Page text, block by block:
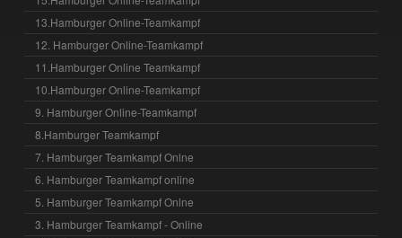
13.Hamburger Online-Teamkampf
12. Hamburger Online-Teamkampf
11.Hamburger Online Teamkampf
10.Hamburger Online-Teamkampf
9. Hamburger Online-Teamkampf
8.Hamburger Teamkampf
7. Hamburger Teamkampf Onlne
6. Hamburger Teamkampf online
5. Hamburger Teamkampf Onlne
3. Hamburger Teamkampf - Online